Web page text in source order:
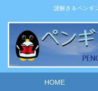
謎解き＆ペンギ
HOME